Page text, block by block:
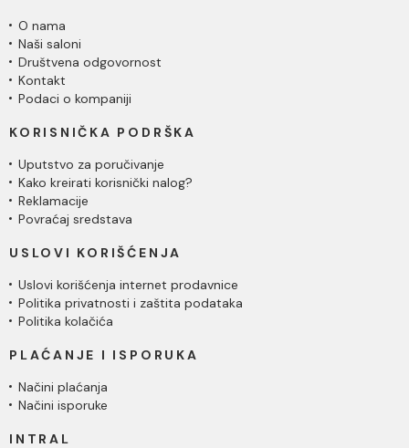
O nama
Naši saloni
Društvena odgovornost
Kontakt
Podaci o kompaniji
KORISNIČKA PODRŠKA
Uputstvo za poručivanje
Kako kreirati korisnički nalog?
Reklamacije
Povraćaj sredstava
USLOVI KORIŠĆENJA
Uslovi korišćenja internet prodavnice
Politika privatnosti i zaštita podataka
Politika kolačića
PLAĆANJE I ISPORUKA
Načini plaćanja
Načini isporuke
INTRAL